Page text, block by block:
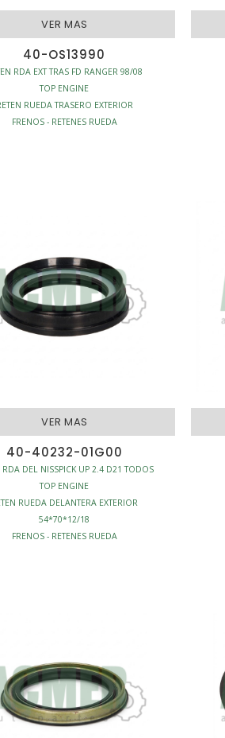
VER MAS
40-OS13990
RDA EXT TRAS FD RANGER 98/08
TOP ENGINE
RUEDA TRASERO EXTERIOR
FRENOS - RETENES RUEDA
VER MAS
40-40232-01G00
RDA DEL NISSPICK UP 2.4 D21 TODOS
TOP ENGINE
RUEDA DELANTERA EXTERIOR
54*70*12/18
FRENOS - RETENES RUEDA